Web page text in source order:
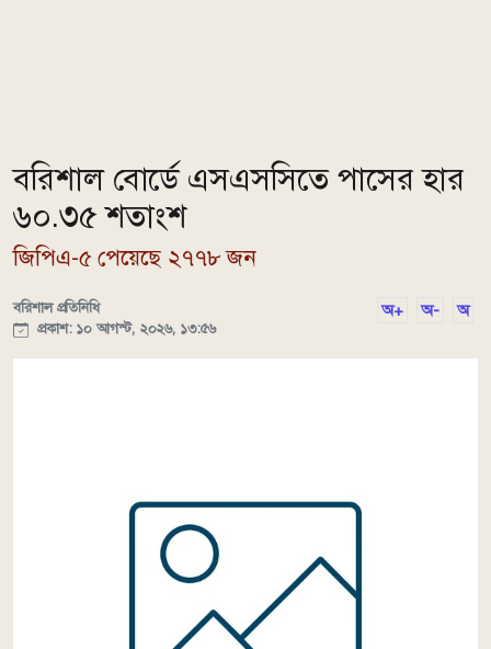
বরিশাল বোর্ডে এসএসসিতে পাসের হার
৬০.৩৫ শতাংশ
জিপিএ-৫ পেয়েছে ২৭৭৮ জন
বরিশাল প্রতিনিধি
প্রকাশ: ১০ আগস্ট, ২০২৬, ১৩:৫৬
অ+ অ- অ